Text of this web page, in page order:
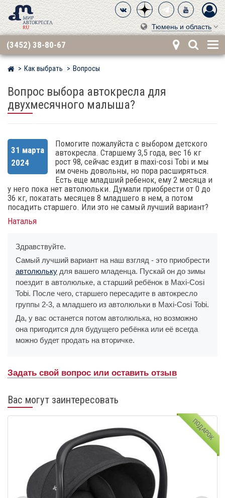
Тюмень и область
(3452) 38-80-67
Мир детских автокресел
Как выбрать Вопросы
Вопрос выбора автокресла для
двухмесячного малыша?
31 марта
2024
Помогите пожалуйста с выбором детского
автокресла. Старшему 3,5 года, вес 16 кг
рост 98, сейчас ездит в maxi-cosi Tobi и мы
им очень довольны, но пора расширяться.
Есть еще младший ребенок, ему 2 месяца и
у него пока нет автолюльки. Думали приобрести от 0 до
36 кг, покатать месяцев 8 младшего в нем, а потом
посадить старшего. Или это не самый лучший вариант?
Наталья
Здравствуйте.
Самый лучший вариант на наш взгляд - это приобрести
автолюльку для вашего младенца. Пускай он до зимы
поездит в автолюльке, а старший ребёнок в Maxi-Cosi
Tobi. После чего, старшего пересадите в автокресло
группы 2-3, а младшего из автолюльки в Maxi-Cosi Tobi.
Да, у вас останется потом автолюлька, но возможно
она пригодится для будущего ребёнка или её всегда
можно будет продать на вторичке.
Задать свой вопрос или оставить отзыв
Вас могут заинтересовать
ПОДАРОК